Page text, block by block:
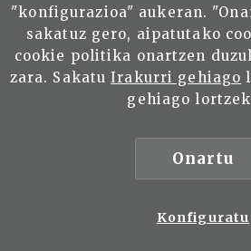
ETXEBEST, Mixel
SARIAK
ARTETSU SARIA
Arbaso Elkarteak
Ikaskuntzari
Euskonewseko
atalarengatik Buber
"konfigurazioa" aukeran.
sakatuz gero, aipatutako
cookie politika onartzen
zara. SakatuIrakurri gehiago
gehiago
Onartu
Konfiguratu